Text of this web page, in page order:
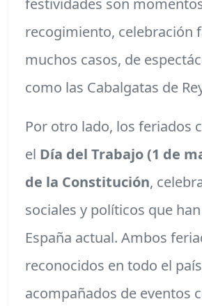
recogimiento, celebración
muchos casos, de
como las Cabalgatas de
Por otro lado, los feriados
el Día del Trabajo (1 de
de la Constitución,
sociales y políticos que
España actual. Ambos
reconocidos en todo el
acompañados de eventos